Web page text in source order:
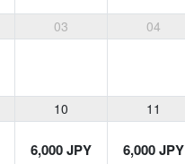
03 04
10 11
6,000 JPY 6,000 JPY